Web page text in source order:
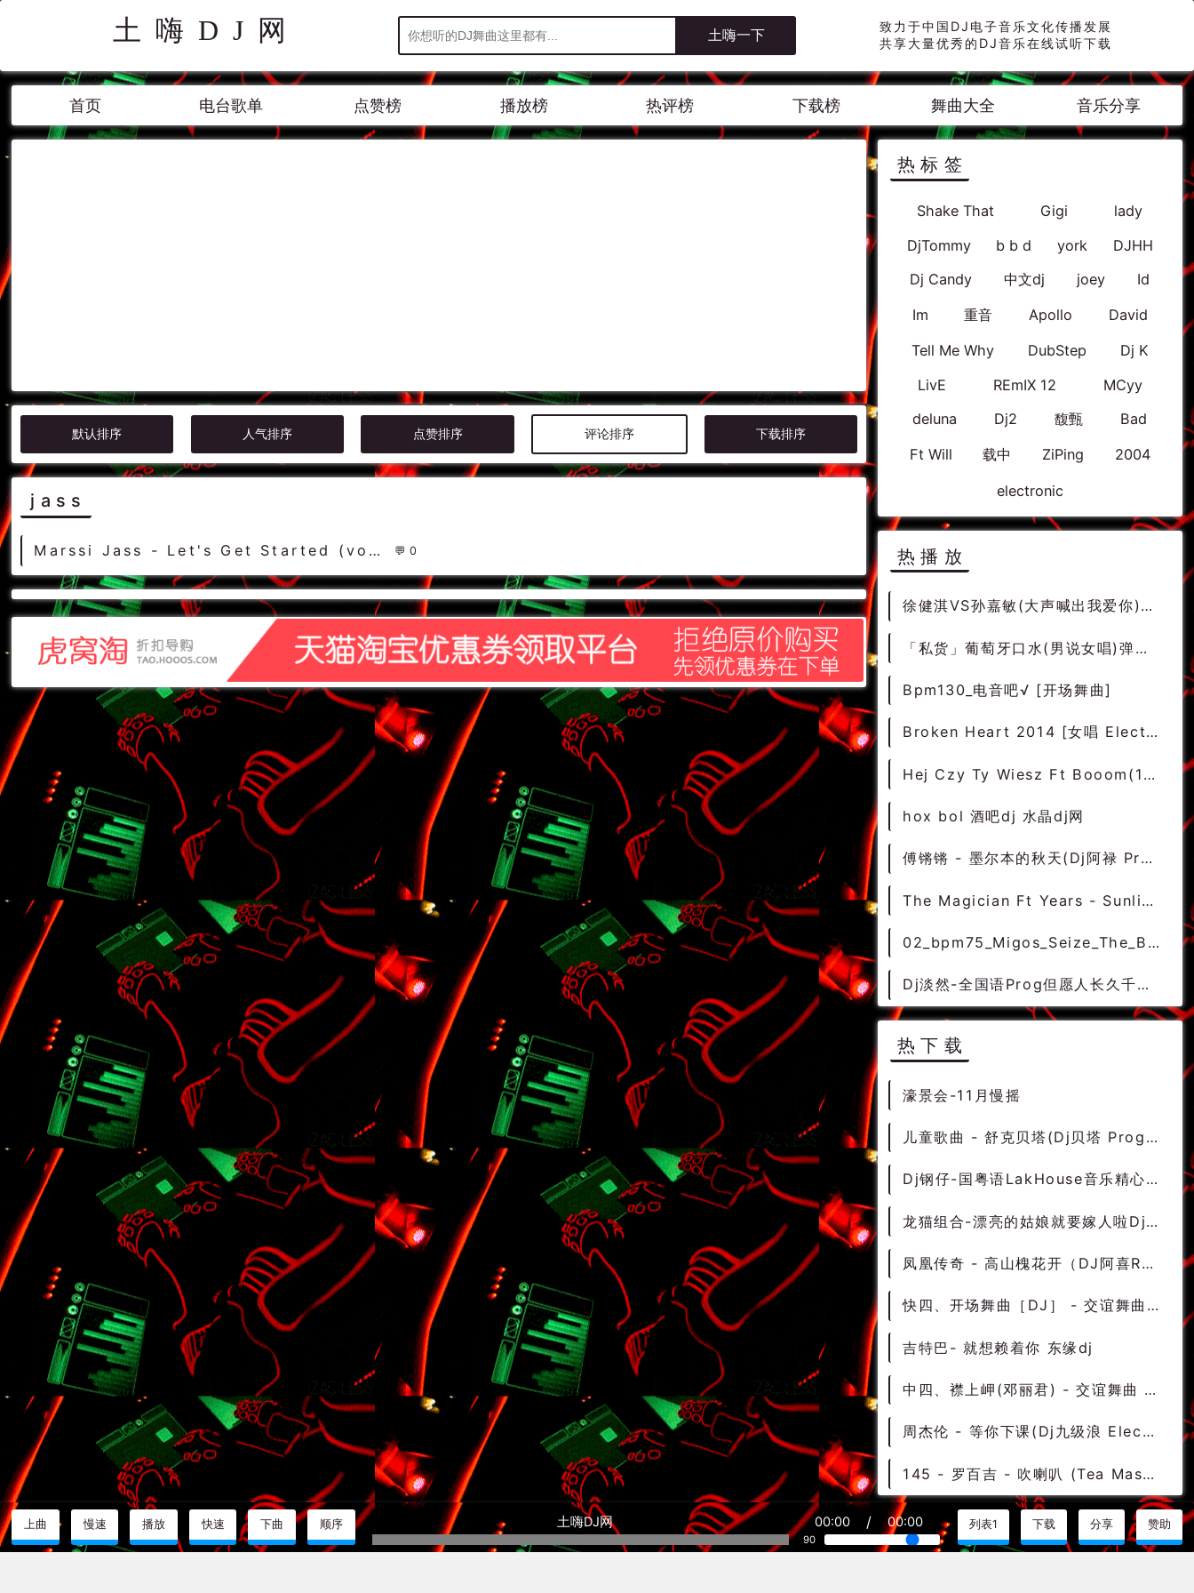
土嗨DJ网
致力于中国DJ电子音乐文化传播发展
共享大量优秀的DJ音乐在线试听下载
首页 电台歌单 点赞榜 播放榜 热评榜 下载榜 舞曲大全 音乐分享
默认排序 人气排序 点赞排序 评论排序 下载排序
jass
Marssi Jass - Let's Get Started (vocal mix) DjMix 0
热标签
Shake That Gigi
lady
DjTommy
b b d york
DJHH
Dj Candy
中文dj joey Id
Im 重音 Apollo David
Tell Me Why DubStep
Dj K
LivE
REmIX 12
MCyy
deluna
Dj2 馥甄 Bad
Ft Will 载中 ZiPing 2004
electronic
热播放
徐健淇VS孙嘉敏(大声喊出我爱你)~88风格 Mix
「私货」葡萄牙口水(男说女唱)弹跳电音House音乐嗨碟
Bpm130_电音吧√ [开场舞曲]
Broken Heart 2014 [女唱 ElectroHouse]
Hej Czy Ty Wiesz Ft Booom(116bpm)-欢快男BreakBeat
hox bol 酒吧dj 水晶dj网
傅锵锵 - 墨尔本的秋天(Dj阿禄 ProgHouse Rmx 2022) - 中文Remix 中文CLUB 华语Remix
The Magician Ft Years - Sunlight(Andrlng Rmx)-男NuDisco
02_bpm75_Migos_Seize_The_Block [早前场套曲]
Dj淡然-全国语Prog但愿人长久千里共婵娟中秋咚鼓混搭串烧 - 慢摇串烧 超劲爆慢摇舞曲 慢嗨DJ串烧
热下载
濠景会-11月慢摇
儿童歌曲 - 舒克贝塔(Dj贝塔 ProgHouse Rmx 2024) - 中文Remix 中文CLUB 华语Remix
Dj钢仔-国粤语LakHouse音乐精心制作2024偷心vs饿狼传说DJ串烧 - 慢摇串烧 超劲爆慢摇舞曲 慢嗨DJ串烧
龙猫组合-漂亮的姑娘就要嫁人啦Dj崔龙
凤凰传奇 - 高山槐花开（DJ阿喜Remix）
快四、开场舞曲［DJ］ - 交谊舞曲 交谊舞 交谊舞曲大全
吉特巴- 就想赖着你 东缘dj
中四、襟上岬(邓丽君) - 交谊舞曲 交谊舞 交谊舞曲大全
周杰伦 - 等你下课(Dj九级浪 Electro Rmx 2022) - 中文Remix 中文CLUB 华语Remix
145 - 罗百吉 - 吹喇叭 (Tea Mashup Edit) 7A - 精选电音、国潮中文
联系 赞助 兼容模式 © 2024 DJ.K7DJ.COM
上曲 慢速 播放 快速 下曲 顺序 土嗨DJ网 00:00 / 00:00
90
列表1 下载 分享 赞助